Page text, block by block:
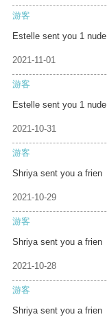
游客
Estelle sent you 1 nude
2021-11-01
游客
Estelle sent you 1 nude
2021-10-31
游客
Shriya sent you a frien
2021-10-29
游客
Shriya sent you a frien
2021-10-28
游客
Shriya sent you a frien